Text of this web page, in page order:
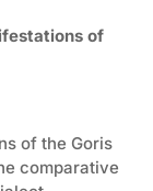
of
of the Goris
comparative